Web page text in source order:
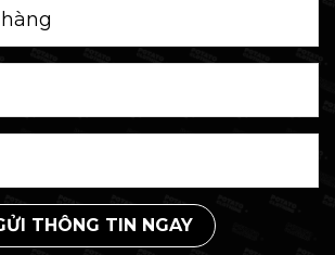
THÔNG TIN NGAY